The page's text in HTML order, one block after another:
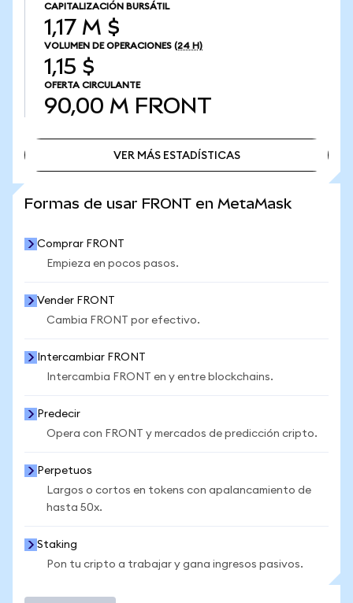
CAPITALIZACIÓN BURSÁTIL
1,17 M $
VOLUMEN DE OPERACIONES (24 H)
1,15 $
OFERTA CIRCULANTE
90,00 M FRONT
VER MÁS ESTADÍSTICAS
Formas de usar FRONT en MetaMask
Comprar FRONT
Empieza en pocos pasos.
Vender FRONT
Cambia FRONT por efectivo.
Intercambiar FRONT
Intercambia FRONT en y entre blockchains.
Predecir
Opera con FRONT y mercados de predicción cripto.
Perpetuos
Largos o cortos en tokens con apalancamiento de
hasta 50x.
Staking
Pon tu cripto a trabajar y gana ingresos pasivos.